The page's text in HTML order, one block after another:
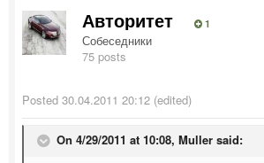
Авторитет 1
Собеседники
75 posts
Posted 30.04.2011 20:12 (edited)
On 4/29/2011 at 10:08, Muller said: